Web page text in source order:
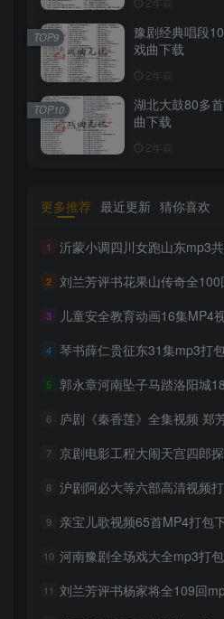
豫剧经典唱段
戏曲下载
2年前
TOP9
湖北大鼓80多
曲下载
2年前
TOP10
更多推荐 最近更新 猜你喜欢
1 沂蒙小调四川女跑山东mp3共8集
2 刘兰芳评书花果山传奇全100回
3 儿童安全教育动画16集MP4
4 琴书薛仁贵征东31集mp3打
5 郭永章河南坠子马踏洛阳城18集mp3
6 庐剧《秦香莲》全集视频 郑
7 京剧电影工程大闹天宫四郎探母等3
8 沪剧阿必大等六部高清视频
9 亲宝儿歌视频65首MP4打包
10 河南豫剧全场戏大全mp3打包戏
11 刘兰芳评书杨家将全109回mp3打